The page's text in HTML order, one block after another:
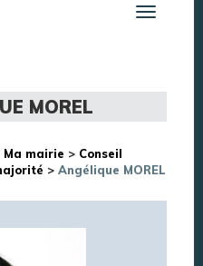
Toggle
MOREL
Ma mairie > Conseil
> Angélique MOREL